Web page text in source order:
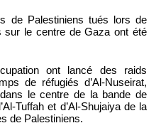
de Palestiniens tués lors de
sur le centre de Gaza ont été
ont lancé des raids
de réfugiés d’Al-Nuseirat,
dans le centre de la bande de
Tuffah et d’Al-Shujaiya de la
de Palestiniens.